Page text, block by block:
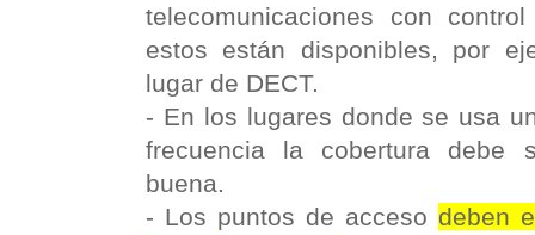
telecomunicaciones con
estos están disponibles, por
lugar de DECT.
- En los lugares donde se usa
frecuencia la cobertura debe
buena.
- Los puntos de acceso deben